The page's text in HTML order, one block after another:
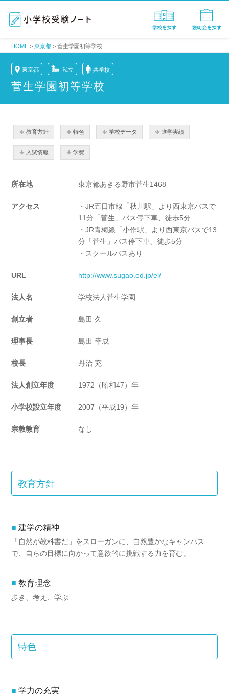
HOME >東京都 >菅生学園初等学校
東京都 私立 共学校
菅生学園初等学校
教育方針 特色 学校データ 進学実績
入試情報 学費
所在地 東京都あきる野市菅生1468
アクセス
・JR五日市線「秋川駅」より西東京バスで
11分「菅生」バス停下車、徒歩5分
・JR青梅線「小作駅」より西東京バスで13
分「菅生」バス停下車、徒歩5分
・スクールバスあり
URL http://www.sugao.ed.jp/el/
法人名 学校法人菅生学園
創立者 島田 久
理事長 島田 幸成
校長 丹治 充
法人創立年度 1972（昭和47）年
小学校設立年度 2007（平成19）年
宗教教育 なし
教育方針
建学の精神
「自然が教科書だ」をスローガンに、自然豊かなキャンパス
で、自らの目標に向かって意欲的に挑戦する力を育む。
教育理念
歩き、考え、学ぶ
特色
学力の充実